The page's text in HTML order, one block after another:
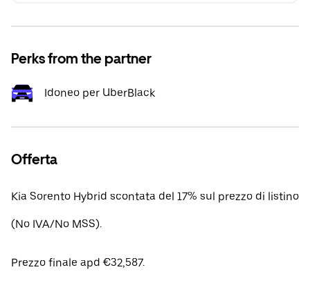
Perks from the partner
Idoneo per UberBlack
Offerta
Kia Sorento Hybrid scontata del 17% sul prezzo di listino
(No IVA/No MSS).
Prezzo finale apd €32,587.